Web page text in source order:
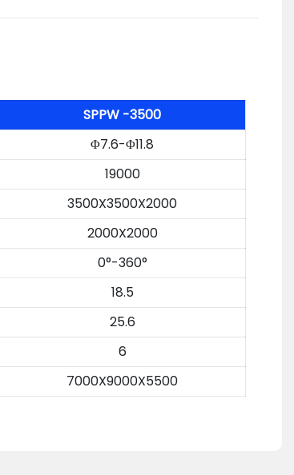
SPPW -3500
Φ7.6-Φ11.8
19000
3500X3500X2000
2000X2000
0°-360°
18.5
25.6
6
7000X9000X5500